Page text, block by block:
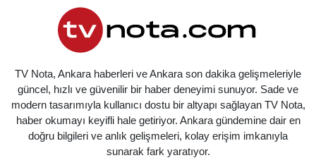
TV Nota, Ankara haberleri ve Ankara son dakika gelişmeleriyle
güncel, hızlı ve güvenilir bir haber deneyimi sunuyor. Sade ve
modern tasarımıyla kullanıcı dostu bir altyapı sağlayan TV Nota,
haber okumayı keyifli hale getiriyor. Ankara gündemine dair en
doğru bilgileri ve anlık gelişmeleri, kolay erişim imkanıyla
sunarak fark yaratıyor.